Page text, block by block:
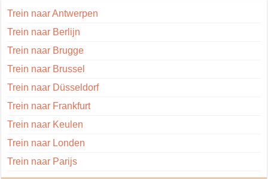
Trein naar Antwerpen
Trein naar Berlijn
Trein naar Brugge
Trein naar Brussel
Trein naar Düsseldorf
Trein naar Frankfurt
Trein naar Keulen
Trein naar Londen
Trein naar Parijs